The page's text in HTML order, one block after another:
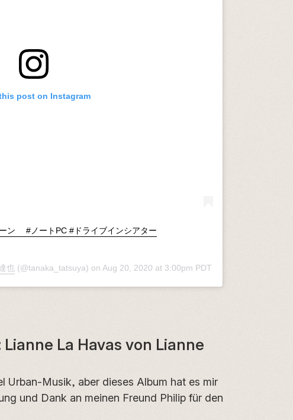
post on Instagram
ン ⠀ #ノートPC #ドライブインシアター
也 (@tanaka_tatsuya) on Aug 20, 2020 at 3:00pm PDT
La Havas von Lianne
Urban-Musik, aber dieses Album hat es mir
und Dank an meinen Freund Philip für den